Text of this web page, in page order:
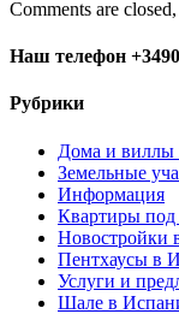
Comments are
Наш телефон
Рубрики
Дома и виллы
Земельные
Информация
Квартиры
Новостройки
Пентхаусы в
Услуги и
Шале в